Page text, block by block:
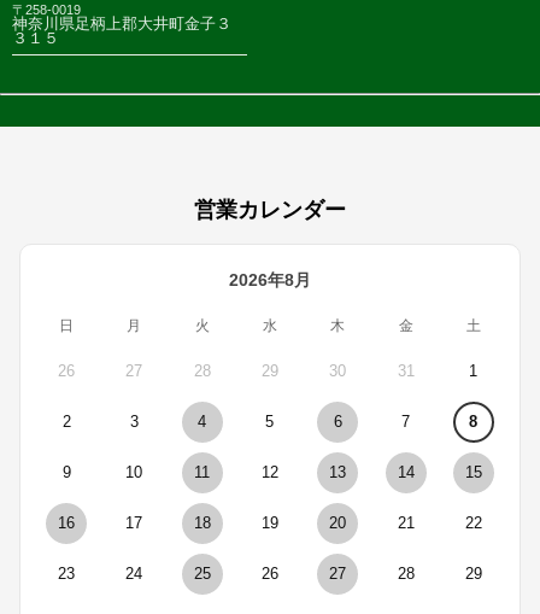
〒258-0019
神奈川県足柄上郡大井町金子３
３１５
営業カレンダー
2026年8月
日 月 火 水 木 金 土
26 27 28 29 30 31 1
2 3 4 5 6 7 8
9 10 11 12 13 14 15
16 17 18 19 20 21 22
23 24 25 26 27 28 29